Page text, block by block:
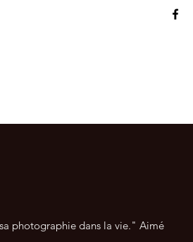
photographie dans la vie." Aimé